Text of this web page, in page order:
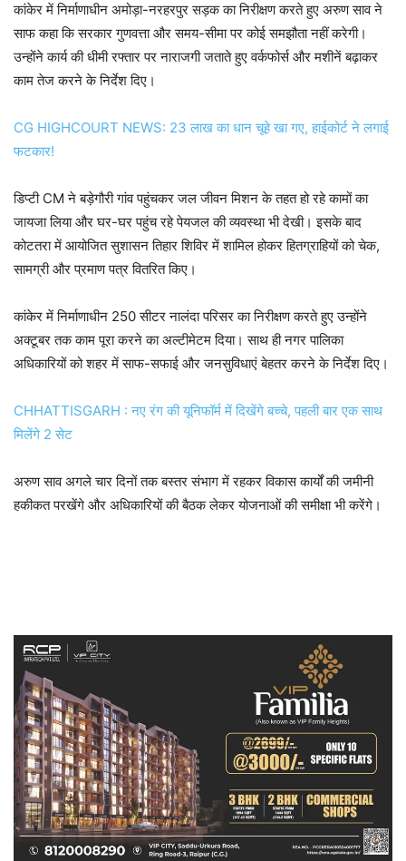
कांकेर में निर्माणाधीन अमोड़ा-नरहरपुर सड़क का निरीक्षण करते हुए अरुण साव ने
साफ कहा कि सरकार गुणवत्ता और समय-सीमा पर कोई समझौता नहीं करेगी।
उन्होंने कार्य की धीमी रफ्तार पर नाराजगी जताते हुए वर्कफोर्स और मशीनें बढ़ाकर
काम तेज करने के निर्देश दिए।
CG HIGHCOURT NEWS: 23 लाख का धान चूहे खा गए, हाईकोर्ट ने लगाई
फटकार!
डिप्टी CM ने बड़ेगौरी गांव पहुंचकर जल जीवन मिशन के तहत हो रहे कामों का
जायजा लिया और घर-घर पहुंच रहे पेयजल की व्यवस्था भी देखी। इसके बाद
कोटतरा में आयोजित सुशासन तिहार शिविर में शामिल होकर हितग्राहियों को चेक,
सामग्री और प्रमाण पत्र वितरित किए।
कांकेर में निर्माणाधीन 250 सीटर नालंदा परिसर का निरीक्षण करते हुए उन्होंने
अक्टूबर तक काम पूरा करने का अल्टीमेटम दिया। साथ ही नगर पालिका
अधिकारियों को शहर में साफ-सफाई और जनसुविधाएं बेहतर करने के निर्देश दिए।
CHHATTISGARH : नए रंग की यूनिफॉर्म में दिखेंगे बच्चे, पहली बार एक साथ
मिलेंगे 2 सेट
अरुण साव अगले चार दिनों तक बस्तर संभाग में रहकर विकास कार्यों की जमीनी
हकीकत परखेंगे और अधिकारियों की बैठक लेकर योजनाओं की समीक्षा भी करेंगे।